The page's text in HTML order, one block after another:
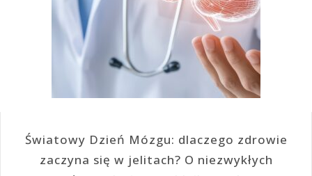
Światowy Dzień Mózgu: dlaczego zdrowie
zaczyna się w jelitach? O niezwykłych